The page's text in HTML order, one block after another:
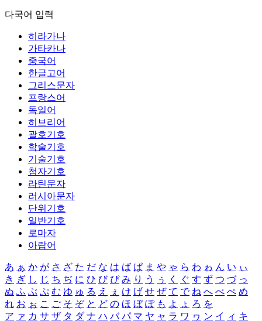
다국어 입력
히라가나
가타카나
중국어
한글고어
그리스문자
프랑스어
독일어
히브리어
괄호기호
학술기호
기술기호
첨자기호
라틴문자
러시아문자
단위기호
일반기호
로마자
아랍어
あ ぁ か が さ ざ た だ な は ば ぱ ま や ゃ ら わ ゎ ん い ぃ
き ぎ し じ ち ぢ に ひ び ぴ み り う ぅ く ぐ す ず つ づ っ
ぬ ふ ぶ ぷ む ゆ ゅ る え ぇ け げ せ ぜ て で ね へ べ ぺ め
れ お ぉ こ ご そ ぞ と ど の ほ ぼ ぽ も よ ょ ろ を
ア ァ カ サ ザ タ ダ ナ ハ バ パ マ ヤ ャ ラ ワ ヮ ン イ ィ キ